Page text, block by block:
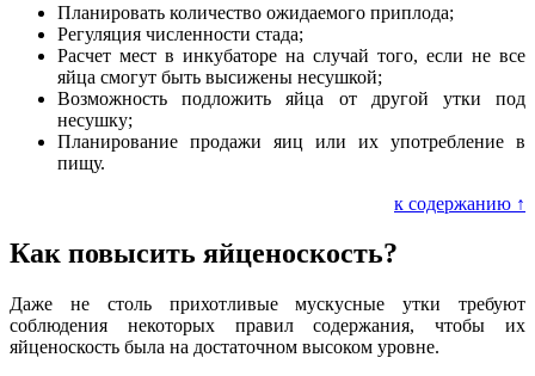
Планировать количество ожидаемого приплода;
Регуляция численности стада;
Расчет мест в инкубаторе на случай того, если не все
яйца смогут быть высижены несушкой;
Возможность подложить яйца от другой утки под
несушку;
Планирование продажи яиц или их употребление в
пищу.
к содержанию ↑
Как повысить яйценоскость?
Даже не столь прихотливые мускусные утки требуют
соблюдения некоторых правил содержания, чтобы их
яйценоскость была на достаточном высоком уровне.